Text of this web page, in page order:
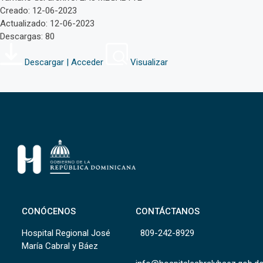
Creado: 12-06-2023
Actualizado: 12-06-2023
Descargas: 80
Descargar | Acceder Visualizar
CONÓCENOS
Hospital Regional José
María Cabral y Báez
CONTÁCTANOS
809-242-8929